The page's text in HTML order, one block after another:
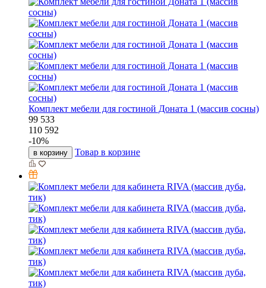
Комплект мебели для гостиной Доната 1 (массив сосны)
99 533
110 592
-10%
в корзину Товар в корзине